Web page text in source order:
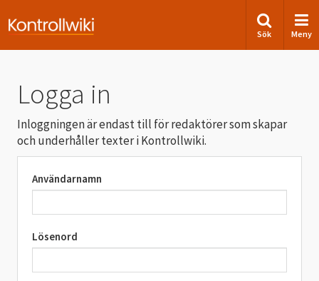
Sök Meny
Logga in
Inloggningen är endast till för redaktörer som skapar
och underhåller texter i Kontrollwiki.
Användarnamn
Lösenord